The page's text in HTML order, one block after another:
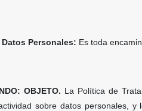
Personales: Es toda
OBJETO. La Política de
sobre datos personales,